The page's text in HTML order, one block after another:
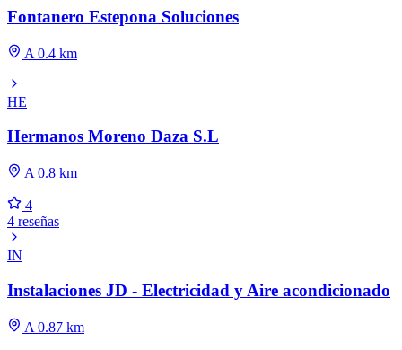
Fontanero Estepona Soluciones
A 0.4 km
HE
Hermanos Moreno Daza S.L
A 0.8 km
4
4 reseñas
IN
Instalaciones JD - Electricidad y Aire acondicionado
A 0.87 km